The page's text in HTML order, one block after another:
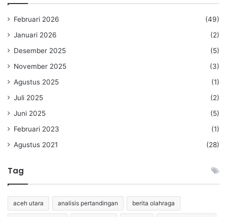
Februari 2026
(49)
Januari 2026
(2)
Desember 2025
(5)
November 2025
(3)
Agustus 2025
(1)
Juli 2025
(2)
Juni 2025
(5)
Februari 2023
(1)
Agustus 2021
(28)
Tag
aceh utara analisis pertandingan berita olahraga